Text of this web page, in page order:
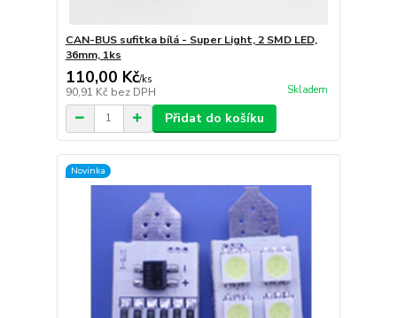
CAN-BUS sufitka bílá - Super Light, 2 SMD LED,
36mm, 1ks
110,00 Kč/ks
90,91 Kč bez DPH Skladem
Přidat do košíku
Novinka